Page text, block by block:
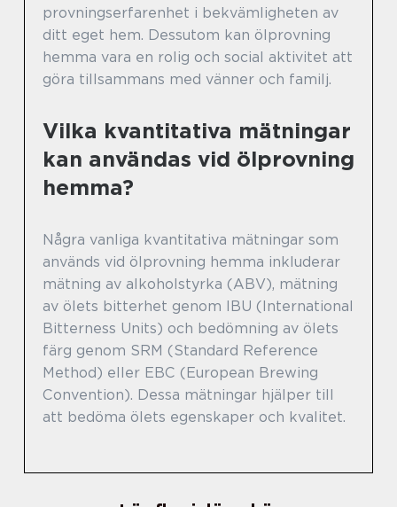
provningserfarenhet i bekvämligheten av
ditt eget hem. Dessutom kan ölprovning
hemma vara en rolig och social aktivitet att
göra tillsammans med vänner och familj.
Vilka kvantitativa mätningar
kan användas vid ölprovning
hemma?
Några vanliga kvantitativa mätningar som
används vid ölprovning hemma inkluderar
mätning av alkoholstyrka (ABV), mätning
av ölets bitterhet genom IBU (International
Bitterness Units) och bedömning av ölets
färg genom SRM (Standard Reference
Method) eller EBC (European Brewing
Convention). Dessa mätningar hjälper till
att bedöma ölets egenskaper och kvalitet.